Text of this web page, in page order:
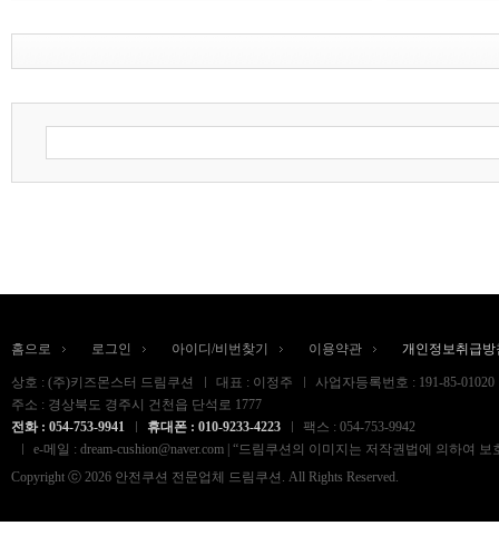
홈으로 로그인 아이디/비번찾기 이용약관 개인정보취급방
상호 : (주)키즈몬스터 드림쿠션 대표 : 이정주
사업자등록번호 : 191-85-01020
주소 : 경상북도 경주시 건천읍 단석로 1777
전화 : 054-753-9941
휴대폰 : 010-9233-4223
팩스 : 054-753-9942
e-메일 : dream-cushion@naver.com | “드림쿠션의 이미지는 저작권법에 의하
Copyright ⓒ 2026 안전쿠션 전문업체 드림쿠션. All Rights Reserved.